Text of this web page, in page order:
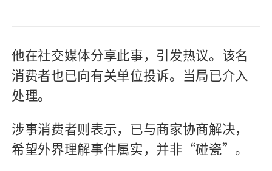
他在社交媒体分享此事，引发热议。该名
消费者也已向有关单位投诉。当局已介入
处理。
涉事消费者则表示，已与商家协商解决，
希望外界理解事件属实，并非“碰瓷”。